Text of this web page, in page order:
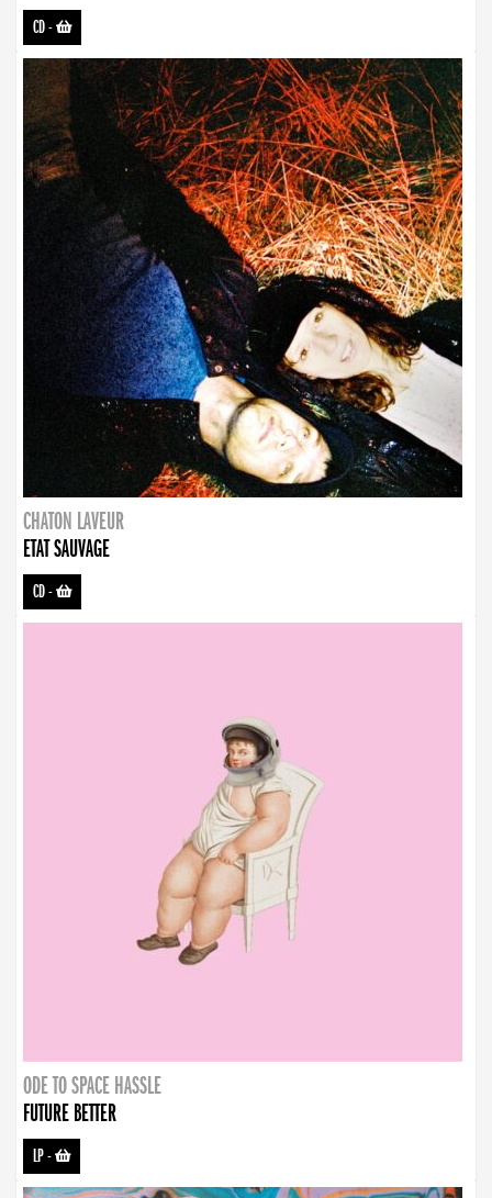
CD-
CHATON LAVEUR
ETAT SAUVAGE
CD-
ODE TO SPACE HASSLE
FUTURE BETTER
LP-